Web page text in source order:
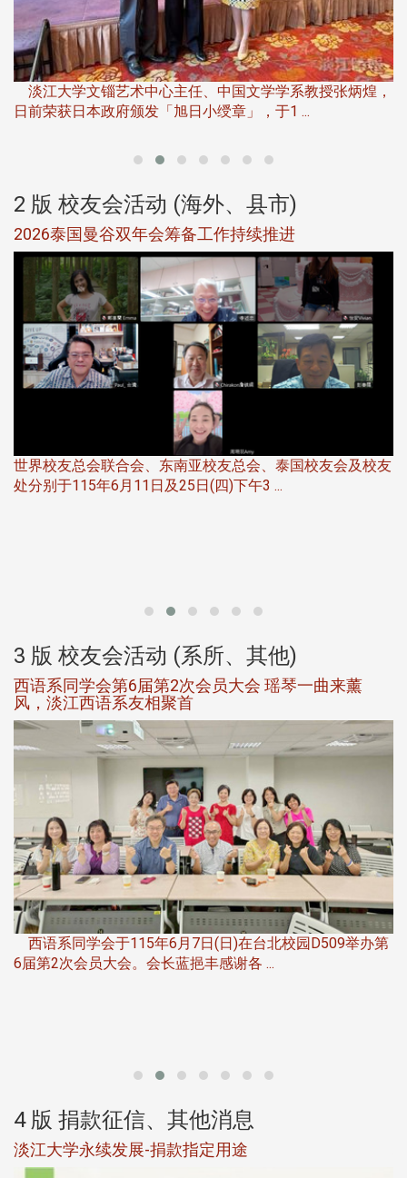
淡江大学文锱艺术中心主任、中国文学学系教授张炳煌，
日前荣获日本政府颁发「旭日小绶章」，于1 ...
2 版 校友会活动 (海外、县市)
2026泰国曼谷双年会筹备工作持续推进
世界校友总会联合会、东南亚校友总会、泰国校友会及校友
处分别于115年6月11日及25日(四)下午3 ...
3 版 校友会活动 (系所、其他)
西语系同学会第6届第2次会员大会 瑶琴一曲来薰
风，淡江西语系友相聚首
西语系同学会于115年6月7日(日)在台北校园D509举办第
6届第2次会员大会。会长蓝挹丰感谢各 ...
4 版 捐款征信、其他消息
淡江大学永续发展-捐款指定用途